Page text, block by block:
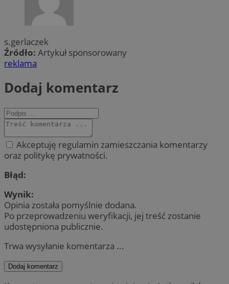
s.gerlaczek
Źródło: Artykuł sponsorowany
reklama
Dodaj komentarz
Akceptuję regulamin zamieszczania komentarzy
oraz politykę prywatności.
Błąd:
Wynik:
Opinia została pomyślnie dodana.
Po przeprowadzeniu weryfikacji, jej treść zostanie
udostępniona publicznie.
Trwa wysyłanie komentarza ...
Dodaj komentarz